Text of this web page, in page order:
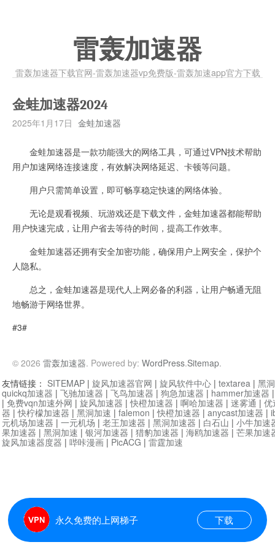
雷轰加速器
雷轰加速器下载官网-雷轰加速器vp免费版-雷轰加速app官方下载
金蛙加速器2024
2025年1月17日 金蛙加速器
金蛙加速器是一款功能强大的网络工具，可通过VPN技术帮助
用户加速网络连接速度，有效解决网络延迟、卡顿等问题。
用户只需简单设置，即可畅享稳定快速的网络体验。
无论是观看视频、玩游戏还是下载文件，金蛙加速器都能帮助
用户快速完成，让用户省去等待的时间，提高工作效率。
金蛙加速器还拥有安全加密功能，确保用户上网安全，保护个
人隐私。
总之，金蛙加速器是现代人上网必备的利器，让用户畅通无阻
地畅游于网络世界。
#3#
© 2026 雷轰加速器. Powered by: WordPress.Sitemap.
永久免费的上网梯子 下载
友情链接： SITEMAP | 旋风加速器官网 | 旋风软件中心 | textarea | 黑
quickq加速器 | 飞驰加速器 | 飞鸟加速器 | 狗急加速器 | hammer加速器
| 免费vqn加速外网 | 旋风加速器 |快橙加速器 | 啊哈加速器 | 迷雾通 | 优
器 |快柠檬加速器 | 黑洞加速 | falemon |快橙加速器 | anycast加速器 |
元机场加速器 | 一元机场 | 老王加速器 | 黑洞加速器 | 白石山 | 小牛加速
果加速器 | 黑洞加速 | 银河加速器 | 猎豹加速器 | 海鸥加速器 | 芒果加速
旋风加速器度器 | 哔咔漫画 | PicACG | 雷霆加速